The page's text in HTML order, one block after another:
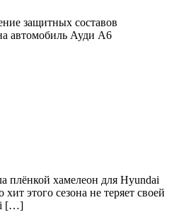
защитных составов
автомобиль Ауди А6
плёнкой хамелеон для Hyundai
этого сезона не теряет своей
[…]